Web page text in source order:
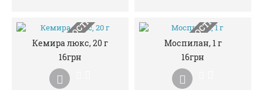
НЕМАЄ В НАЯВНОСТІ
Кемира люкс, 20 г
16грн
НЕМАЄ В НАЯВНОСТІ
Моспилан, 1 г
16грн